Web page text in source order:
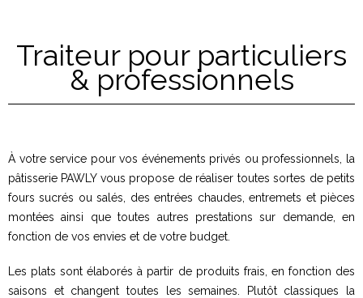
Traiteur pour particuliers
& professionnels
À votre service pour vos événements privés ou professionnels, la
pâtisserie PAWLY vous propose de réaliser toutes sortes de petits
fours sucrés ou salés, des entrées chaudes, entremets et pièces
montées ainsi que toutes autres prestations sur demande, en
fonction de vos envies et de votre budget.
Les plats sont élaborés à partir de produits frais, en fonction des
saisons et changent toutes les semaines. Plutôt classiques la